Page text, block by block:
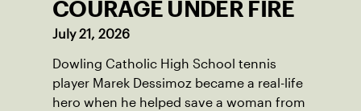
COURAGE UNDER FIRE
July 21, 2026
Dowling Catholic High School tennis
player Marek Dessimoz became a real-life
hero when he helped save a woman from